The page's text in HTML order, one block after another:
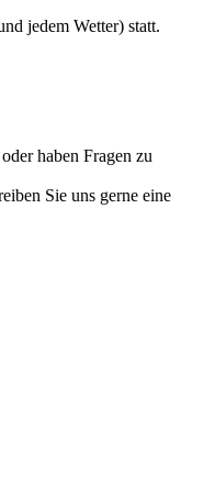
jedem Wetter) statt.
haben Fragen zu
Sie uns gerne eine